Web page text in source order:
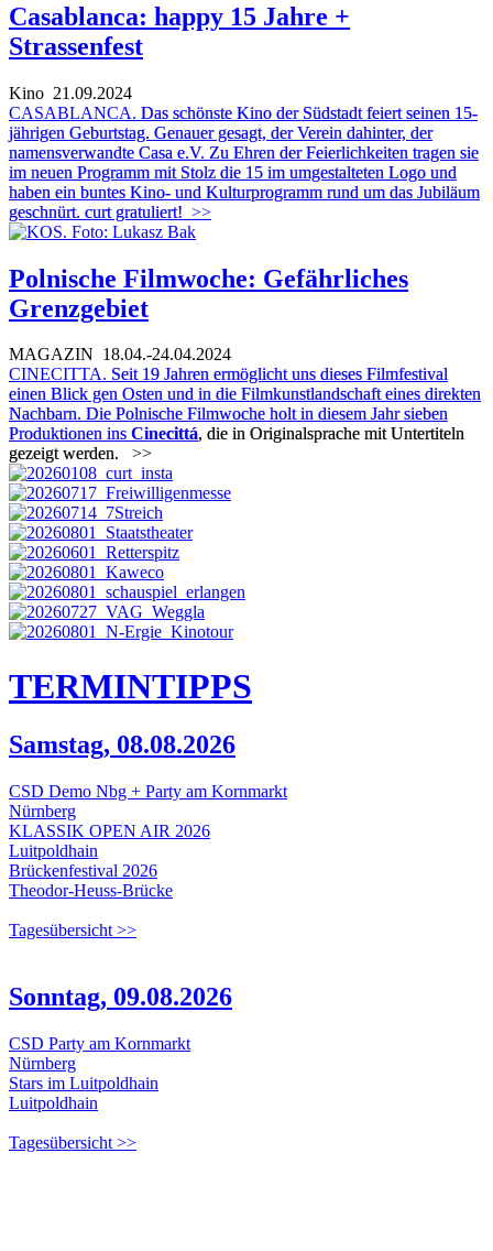
Casablanca: happy 15 Jahre +
Strassenfest
Kino 21.09.2024
CASABLANCA. Das schönste Kino der Südstadt feiert seinen 15-
jährigen Geburtstag. Genauer gesagt, der Verein dahinter, der
namensverwandte Casa e.V. Zu Ehren der Feierlichkeiten tragen sie
im neuen Programm mit Stolz die 15 im umgestalteten Logo und
haben ein buntes Kino- und Kulturprogramm rund um das Jubiläum
geschnürt. curt gratuliert! >>
Polnische Filmwoche: Gefährliches
Grenzgebiet
MAGAZIN 18.04.-24.04.2024
CINECITTA. Seit 19 Jahren ermöglicht uns dieses Filmfestival
einen Blick gen Osten und in die Filmkunstlandschaft eines direkten
Nachbarn. Die Polnische Filmwoche holt in diesem Jahr sieben
Produktionen ins Cinecittá, die in Originalsprache mit Untertiteln
gezeigt werden.
>>
TERMINTIPPS
Samstag, 08.08.2026
CSD Demo Nbg + Party am Kornmarkt
Nürnberg
KLASSIK OPEN AIR 2026
Luitpoldhain
Brückenfestival 2026
Theodor-Heuss-Brücke
Tagesübersicht >>
Sonntag, 09.08.2026
CSD Party am Kornmarkt
Nürnberg
Stars im Luitpoldhain
Luitpoldhain
Tagesübersicht >>